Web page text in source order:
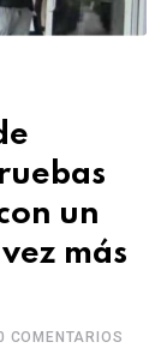
un
más
COMENTARIOS